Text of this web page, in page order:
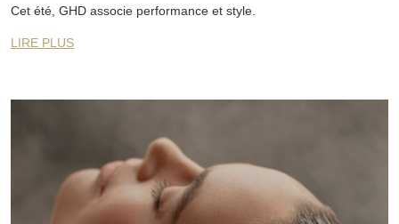
Cet été, GHD associe performance et style.
LIRE PLUS